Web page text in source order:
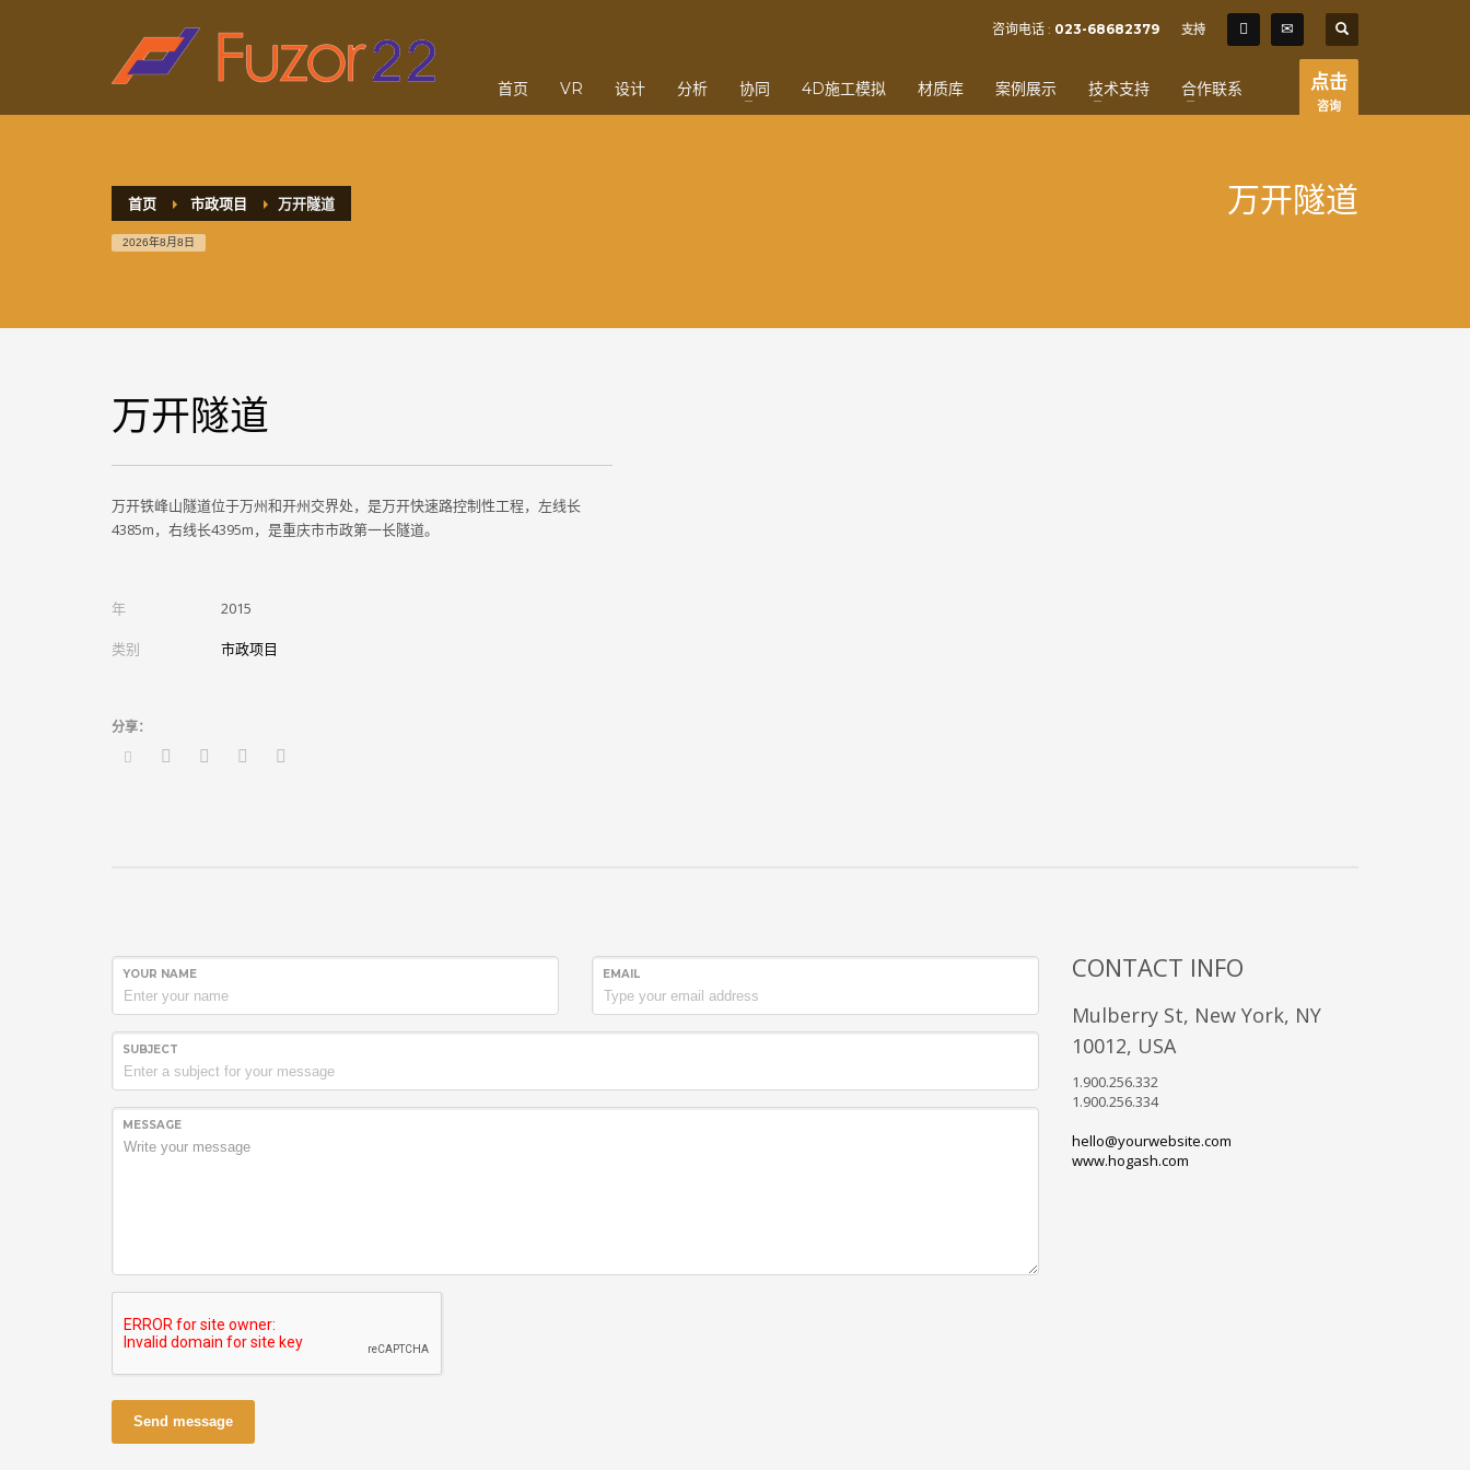
HOW TO SHOP
1 Login or create new account.
SHOWROOM HOURS
Sat - 9:00AM-5:00PM
Sundays by appointment only!
咨询电话 : 023-68682379 支持
首页 VR 设计 分析 协同 4D施工模拟 材质库 案例展示 技术支持 合作联系 点击
咨询
首页 市政项目 万开隧道
2026年8月8日
万开隧道
万开隧道
万开铁峰山隧道位于万州和开州交界处，是万开快速路控制性工程，左线长
4385m，右线长4395m，是重庆市市政第一长隧道。
年 2015
类别 市政项目
YOUR NAME EMAIL
SUBJECT
MESSAGE
Send message
CONTACT INFO
Mulberry St, New York, NY
10012, USA
1.900.256.332
1.900.256.334
hello@yourwebsite.com
www.hogash.com